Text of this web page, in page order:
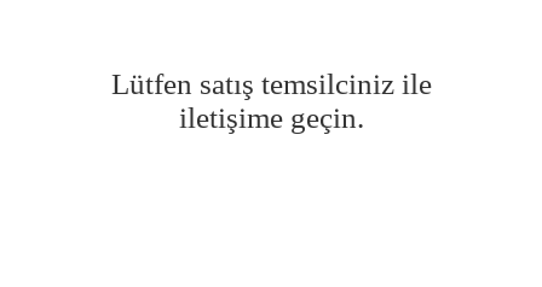
Lütfen satış temsilciniz ile
iletişime geçin.